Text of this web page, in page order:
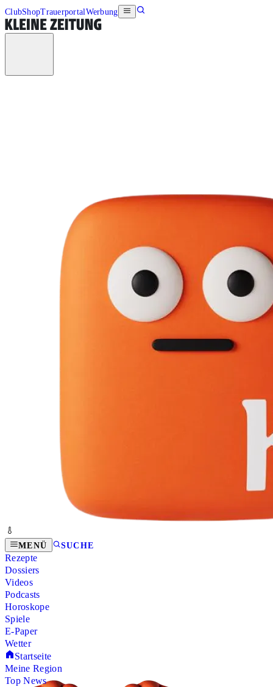
ClubShopTrauerportalWerbung
MENÜ SUCHE
Rezepte
Dossiers
Videos
Podcasts
Horoskope
Spiele
E-Paper
Wetter
Startseite
Meine Region
Top News